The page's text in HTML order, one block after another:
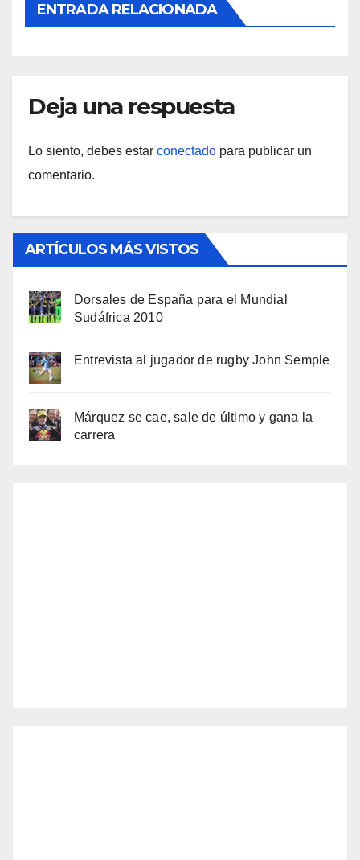
ENTRADA RELACIONADA
Deja una respuesta
Lo siento, debes estar conectado para publicar un
comentario.
ARTÍCULOS MÁS VISTOS
Dorsales de España para el Mundial
Sudáfrica 2010
Entrevista al jugador de rugby John Semple
Márquez se cae, sale de último y gana la
carrera